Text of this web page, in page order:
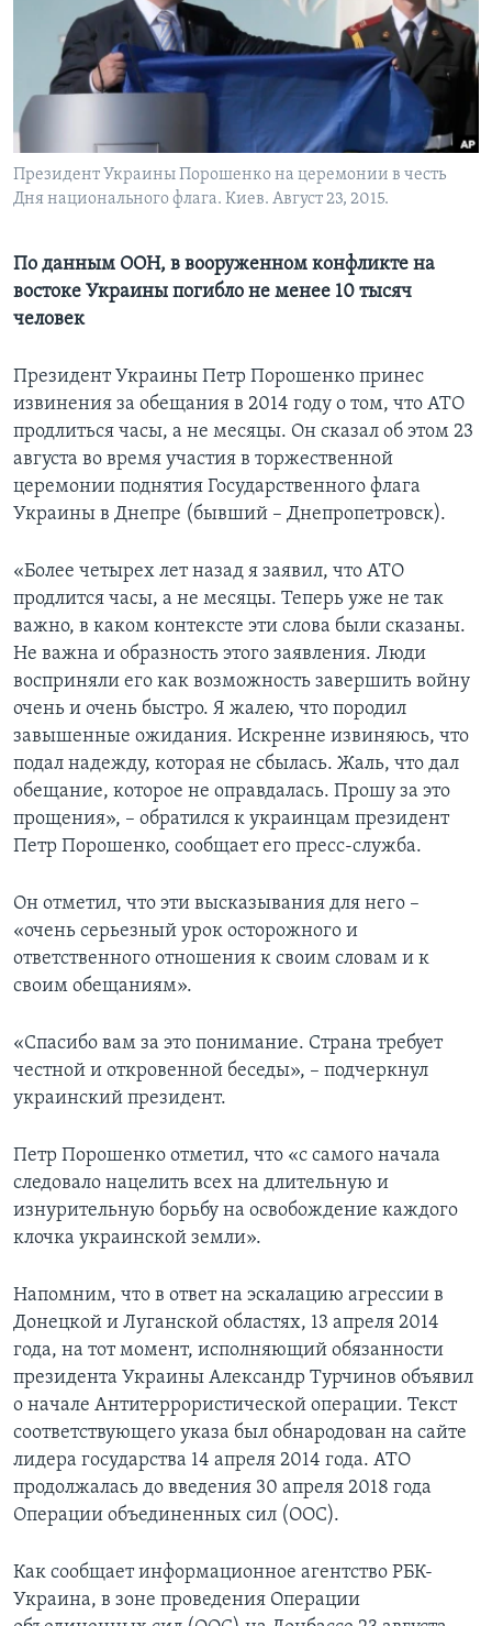
Learning English
СОЦИАЛЬНЫЕ СЕТИ
Языки
Президент Украины Порошенко на церемонии в честь
Дня национального флага. Киев. Август 23, 2015.
По данным ООН, в вооруженном конфликте на
востоке Украины погибло не менее 10 тысяч
человек
Президент Украины Петр Порошенко принес
извинения за обещания в 2014 году о том, что АТО
продлиться часы, а не месяцы. Он сказал об этом 23
августа во время участия в торжественной
церемонии поднятия Государственного флага
Украины в Днепре (бывший – Днепропетровск).
«Более четырех лет назад я заявил, что АТО
продлится часы, а не месяцы. Теперь уже не так
важно, в каком контексте эти слова были сказаны.
Не важна и образность этого заявления. Люди
восприняли его как возможность завершить войну
очень и очень быстро. Я жалею, что породил
завышенные ожидания. Искренне извиняюсь, что
подал надежду, которая не сбылась. Жаль, что дал
обещание, которое не оправдалась. Прошу за это
прощения», – обратился к украинцам президент
Петр Порошенко, сообщает его пресс-служба.
Он отметил, что эти высказывания для него –
«очень серьезный урок осторожного и
ответственного отношения к своим словам и к
своим обещаниям».
«Спасибо вам за это понимание. Страна требует
честной и откровенной беседы», – подчеркнул
украинский президент.
Петр Порошенко отметил, что «с самого начала
следовало нацелить всех на длительную и
изнурительную борьбу на освобождение каждого
клочка украинской земли».
Напомним, что в ответ на эскалацию агрессии в
Донецкой и Луганской областях, 13 апреля 2014
года, на тот момент, исполняющий обязанности
президента Украины Александр Турчинов объявил
о начале Антитеррористической операции. Текст
соответствующего указа был обнародован на сайте
лидера государства 14 апреля 2014 года. АТО
продолжалась до введения 30 апреля 2018 года
Операции объединенных сил (ООС).
Как сообщает информационное агентство РБК-
Украина, в зоне проведения Операции